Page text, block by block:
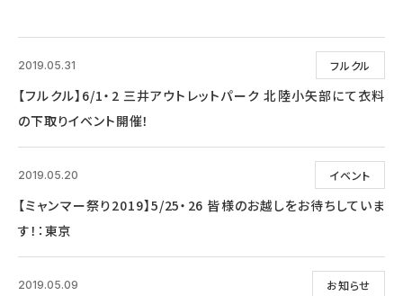
フルクル
2019.05.31
【フルクル】6/1・2 三井アウトレットパーク 北陸小矢部にて衣料
の下取りイベント開催！
イベント
2019.05.20
【ミャンマー祭り2019】5/25・26 皆様のお越しをお待ちしていま
す！：東京
お知らせ
2019.05.09